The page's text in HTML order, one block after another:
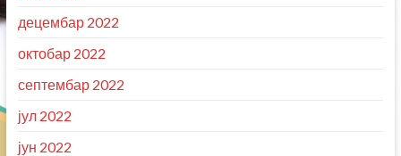
децембар 2022
октобар 2022
септембар 2022
јул 2022
јун 2022